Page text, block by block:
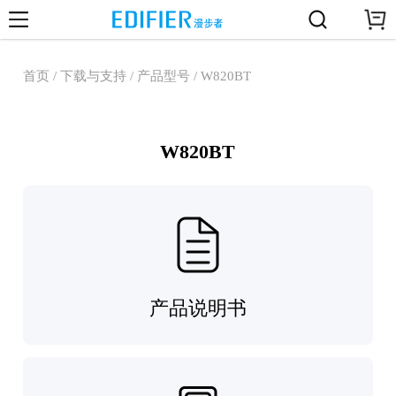
首页 / 下载与支持 / 产品型号 / W820BT
W820BT
产品说明书